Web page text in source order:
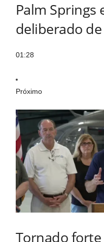
Palm Springs
deliberado
01:28
Próximo
Tornado